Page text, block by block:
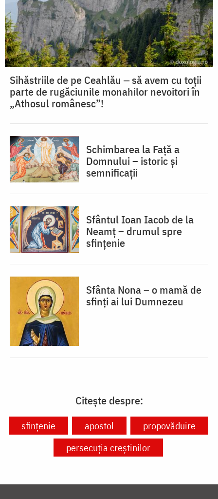
Sihăstriile de pe Ceahlău ‒ să avem cu toții
parte de rugăciunile monahilor nevoitori în
„Athosul românesc”!
Schimbarea la Față a
Domnului – istoric și
semnificații
Sfântul Ioan Iacob de la
Neamț – drumul spre
sfințenie
Sfânta Nona – o mamă de
sfinți ai lui Dumnezeu
Citește despre:
sfințenie apostol
propovăduire
persecuția creștinilor